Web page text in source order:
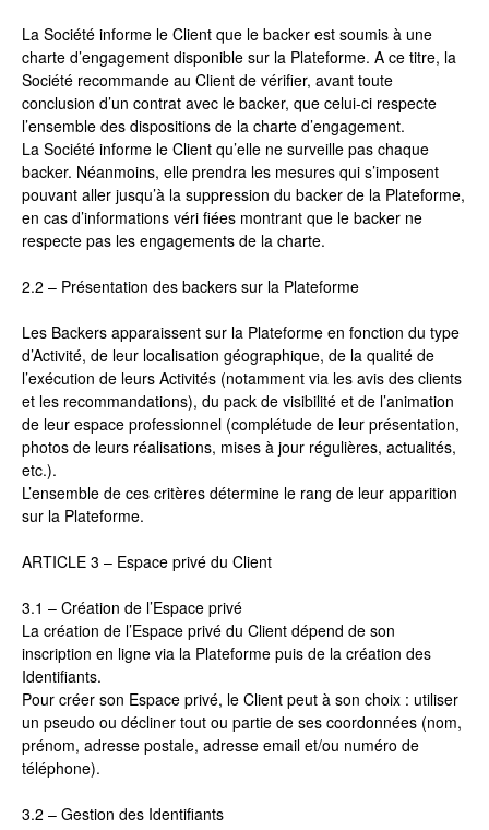
La Société informe le Client que le backer est soumis à une
charte d’engagement disponible sur la Plateforme. A ce titre, la
Société recommande au Client de vérifier, avant toute
conclusion d’un contrat avec le backer, que celui-ci respecte
l’ensemble des dispositions de la charte d’engagement.
La Société informe le Client qu’elle ne surveille pas chaque
backer. Néanmoins, elle prendra les mesures qui s’imposent
pouvant aller jusqu’à la suppression du backer de la Plateforme,
en cas d’informations véri fiées montrant que le backer ne
respecte pas les engagements de la charte.
2.2 – Présentation des backers sur la Plateforme
Les Backers apparaissent sur la Plateforme en fonction du type
d’Activité, de leur localisation géographique, de la qualité de
l’exécution de leurs Activités (notamment via les avis des clients
et les recommandations), du pack de visibilité et de l’animation
de leur espace professionnel (complétude de leur présentation,
photos de leurs réalisations, mises à jour régulières, actualités,
etc.).
L’ensemble de ces critères détermine le rang de leur apparition
sur la Plateforme.
ARTICLE 3 – Espace privé du Client
3.1 – Création de l’Espace privé
La création de l’Espace privé du Client dépend de son
inscription en ligne via la Plateforme puis de la création des
Identifiants.
Pour créer son Espace privé, le Client peut à son choix : utiliser
un pseudo ou décliner tout ou partie de ses coordonnées (nom,
prénom, adresse postale, adresse email et/ou numéro de
téléphone).
3.2 – Gestion des Identifiants